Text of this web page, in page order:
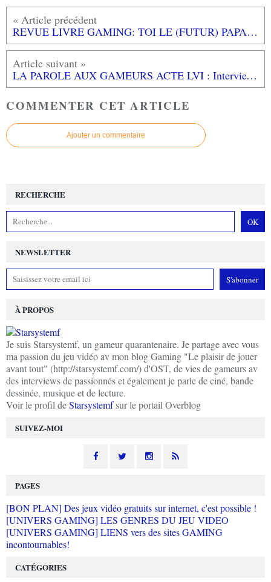
REVUE LIVRE GAMING: TOI LE (FUTUR) PAPA GEEK de Nicolas KALOGEROPOULOS (éditions Tut Tut)
LA PAROLE AUX GAMEURS ACTE LVI : Interview de SEILIN
COMMENTER CET ARTICLE
Ajouter un commentaire
NEWSLETTER
SUIVEZ-MOI
RECHERCHE
À PROPOS
Je suis Starsystemf, un gameur quarantenaire. Je partage avec vous
ma passion du jeu vidéo av mon blog Gaming "Le plaisir de jouer
avant tout" (http://starsystemf.com/) d'OST, de vies de gameurs av
des interviews de passionnés et également je parle de ciné, bande
dessinée, musique et de lecture.
Voir le profil deStarsystemfsur le portail Overblog
PAGES
[BON PLAN] Des jeux vidéo gratuits sur internet, c'est possible !
[UNIVERS GAMING] LES GENRES DU JEU VIDEO
[UNIVERS GAMING] LIENS vers des sites GAMING
incontournables!
CATÉGORIES